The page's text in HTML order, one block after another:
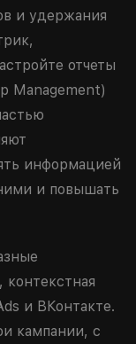
и удержания
отчеты
Management)
информацией
и повышать
и ВКонтакте.
кампании, с